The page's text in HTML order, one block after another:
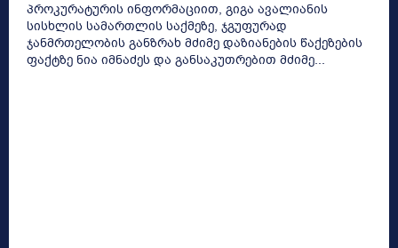
პროკურატურის ინფორმაციით, გიგა ავალიანის
სისხლის სამართლის საქმეზე, ჯგუფურად
ჯანმრთელობის განზრახ მძიმე დაზიანების წაქეზების
ფაქტზე ნია იმნაძეს და განსაკუთრებით მძიმე...